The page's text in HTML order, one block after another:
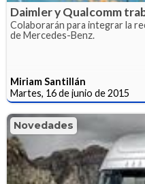
Daimler y Qualcomm
Colaborarán para integrar la
de Mercedes-Benz.
Miriam Santillán
Martes, 16 de junio de 2015
Novedades